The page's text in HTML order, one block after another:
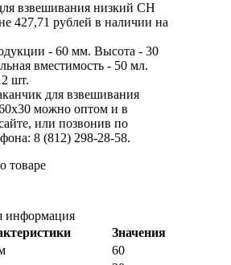
взвешивания низкий СН
427,71 рублей в наличии на
- 60 мм. Высота - 30
вместимость - 50 мл.
шт.
для взвешивания
можно оптом и в
или позвонив по
8 (812) 298-28-58.
товаре
информация
Значения
60